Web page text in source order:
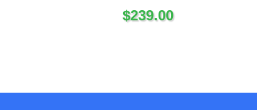
$239.00